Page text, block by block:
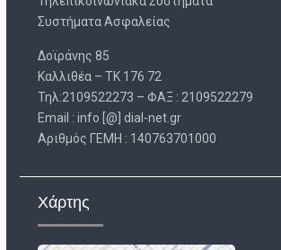
Συστήματα Ασφαλείας
Δοϊράνης 85
Καλλιθέα – ΤΚ 176 72
Τηλ:2109522273 – ΦΑΞ : 2109522279
Email : info [@] dial-net.gr
Aριθμός ΓΕΜΗ : 140763701000
Χάρτης